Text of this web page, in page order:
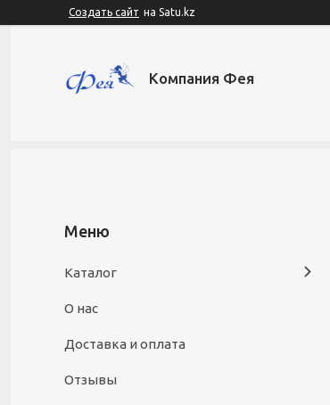
Создать сайт на Satu.kz
Компания Фея
Каталог
О нас
Доставка и оплата
Отзывы